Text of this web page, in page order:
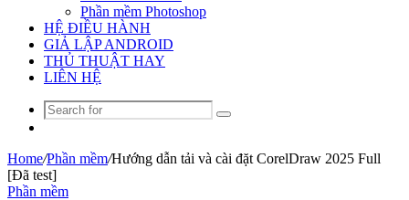
Phần mềm Photoshop
HỆ ĐIỀU HÀNH
GIẢ LẬP ANDROID
THỦ THUẬT HAY
LIÊN HỆ
Search
Home/Phần mềm/Hướng dẫn tải và cài đặt CorelDraw 2025 Full
[Đã test]
Phần mềm